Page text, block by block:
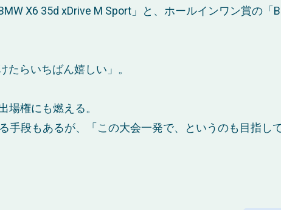
X6 35d xDrive M Sport」と、ホールインワン賞の「
たらいちばん嬉しい」。
場権にも燃える。
段もあるが、「この大会一発で、というのも目指し